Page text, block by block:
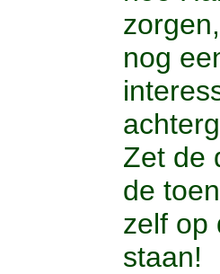
nog
Zet de
de
zelf op
staan!